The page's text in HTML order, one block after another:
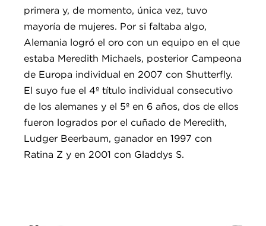
primera y, de momento, única vez, tuvo
mayoría de mujeres. Por si faltaba algo,
Alemania logró el oro con un equipo en el que
estaba Meredith Michaels, posterior Campeona
de Europa individual en 2007 con Shutterfly.
El suyo fue el 4º título individual consecutivo
de los alemanes y el 5º en 6 años, dos de ellos
fueron logrados por el cuñado de Meredith,
Ludger Beerbaum, ganador en 1997 con
Ratina Z y en 2001 con Gladdys S.